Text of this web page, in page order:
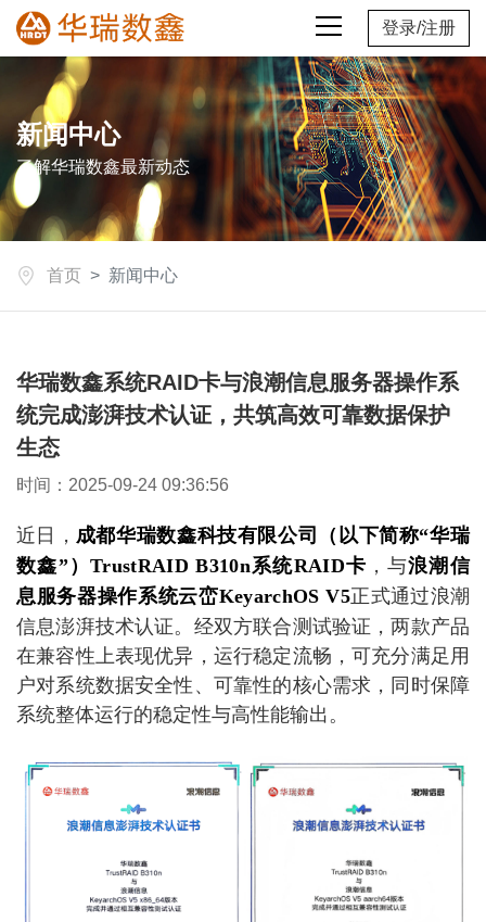
登录/注册
新闻中心
了解华瑞数鑫最新动态
首页 新闻中心
华瑞数鑫系统RAID卡与浪潮信息服务器操作系
统完成澎湃技术认证，共筑高效可靠数据保护
生态
时间：2025-09-24 09:36:56
近日， 成都华瑞数鑫科技有限公司（以下简称“华瑞
数鑫”）TrustRAID B310n系统RAID卡 ，与浪潮信
息服务器操作系统云峦KeyarchOS V5正式通过浪潮
信息澎湃技术认证。经双方联合测试验证，两款产品
在兼容性上表现优异，运行稳定流畅，可充分满足用
户对系统数据安全性、可靠性的核心需求，同时保障
系统整体运行的稳定性与高性能输出。